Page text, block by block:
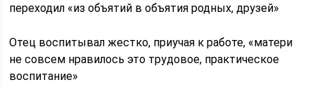
переходил «из объятий в объятия родных, друзей»
Отец воспитывал жестко, приучая к работе, «матери
не совсем нравилось это трудовое, практическое
воспитание»